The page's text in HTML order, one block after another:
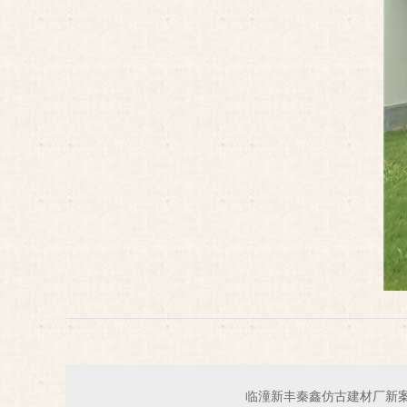
临潼新丰秦鑫仿古建材厂新